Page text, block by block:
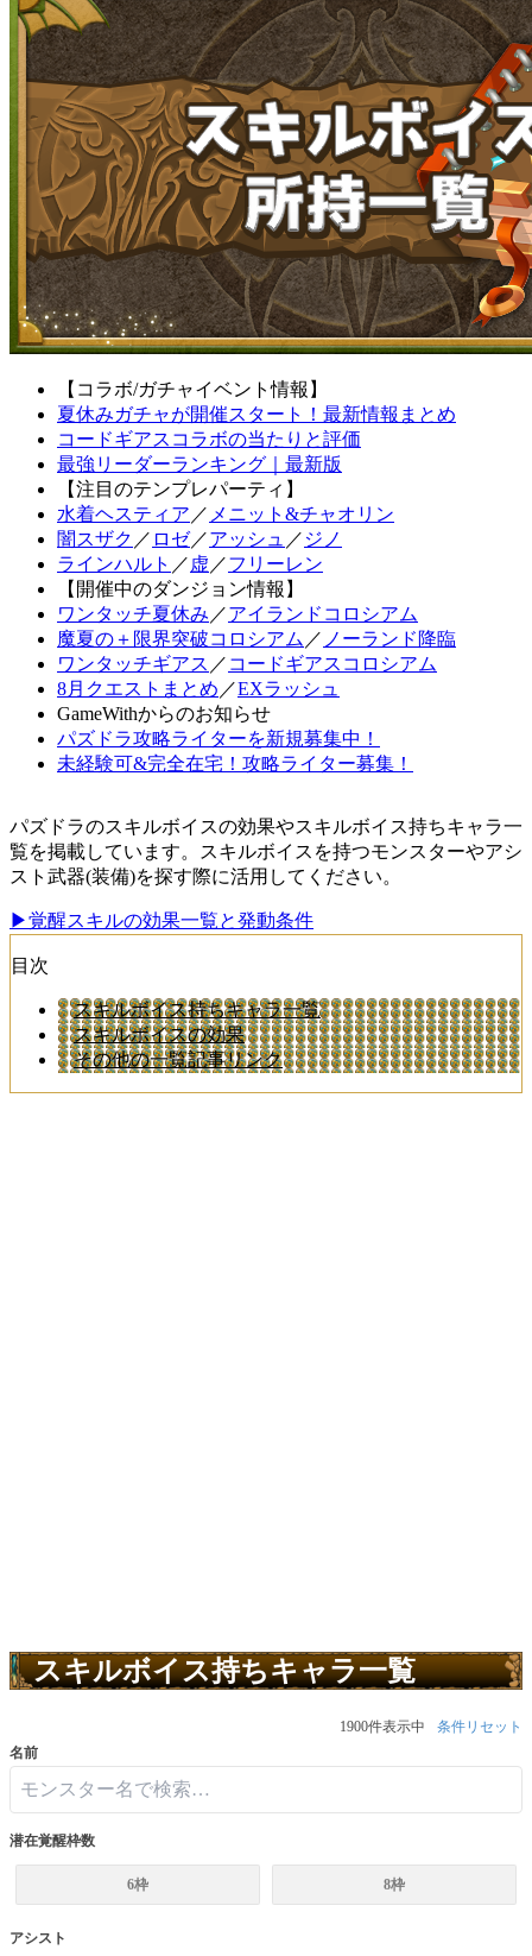
【コラボ/ガチャイベント情報】
夏休みガチャが開催スタート！最新情報まとめ
コードギアスコラボの当たりと評価
最強リーダーランキング｜最新版
【注目のテンプレパーティ】
水着ヘスティア ／ メニット&チャオリン
闇スザク ／ ロゼ／アッシュ ／ ジノ
ラインハルト ／ 虚 ／フリーレン
【開催中のダンジョン情報】
ワンタッチ夏休み ／アイランドコロシアム
魔夏の＋限界突破コロシアム ／ ノーランド降臨
ワンタッチギアス ／ コードギアスコロシアム
8月クエストまとめ ／EXラッシュ
GameWithからのお知らせ
パズドラ攻略ライターを新規募集中！
未経験可&完全在宅！攻略ライター募集！
パズドラのスキルボイスの効果やスキルボイス持ちキャラ一
覧を掲載しています。スキルボイスを持つモンスターやアシ
スト武器(装備)を探す際に活用してください。
▶覚醒スキルの効果一覧と発動条件
目次
スキルボイス持ちキャラ一覧
スキルボイスの効果
その他の一覧記事リンク
スキルボイス持ちキャラ一覧
1900件表示中
条件リセット
名前
潜在覚醒枠数
6枠 8枠
アシスト